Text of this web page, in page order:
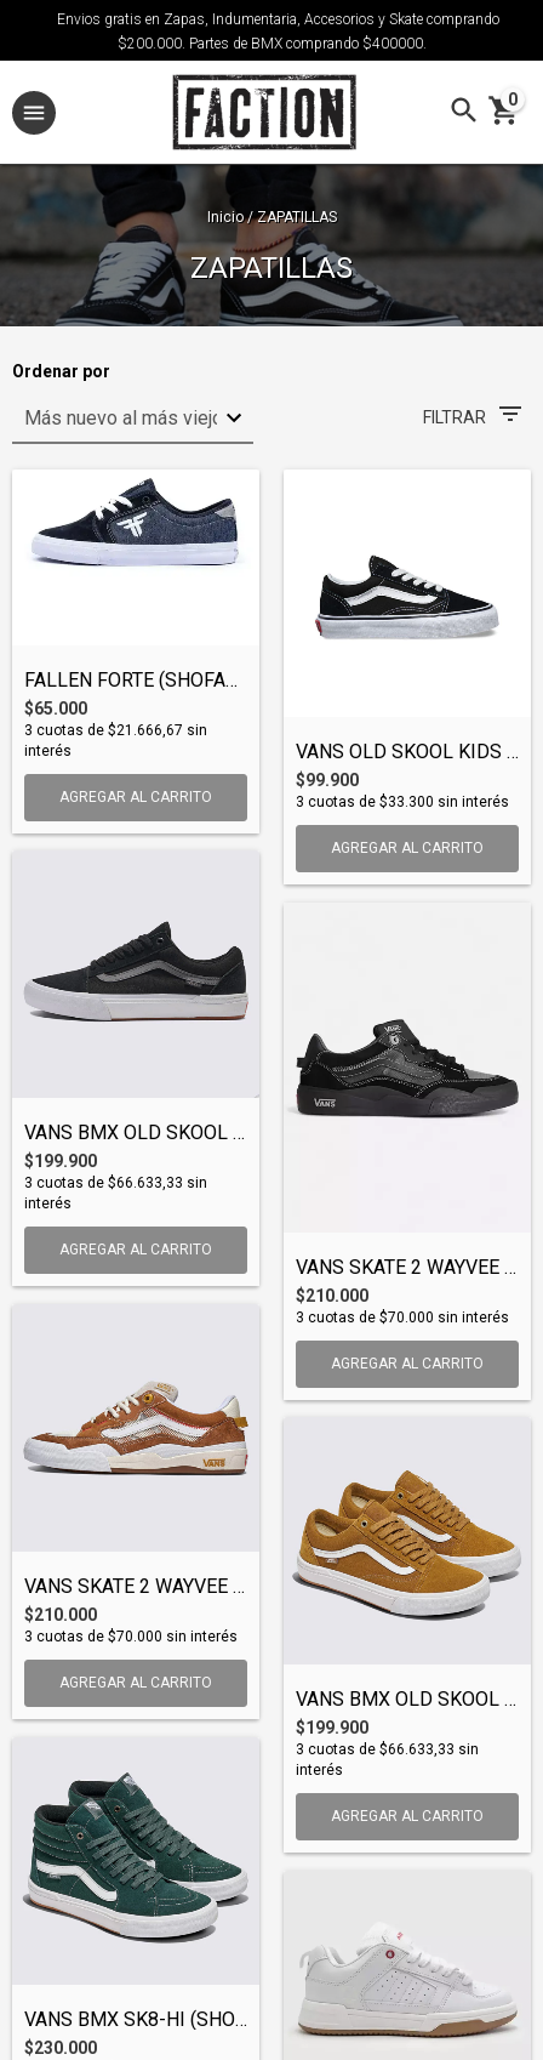
Envios gratis en Zapas, Indumentaria, Accesorios y Skate comprando
$200.000. Partes de BMX comprando $400000.
0
Inicio / ZAPATILLAS
ZAPATILLAS
Ordenar por
FILTRAR
FALLEN FORTE (SHOFAL005)
$65.000
3 cuotas de $21.666,67 sin
interés
AGREGAR AL CARRITO
VANS OLD SKOOL KIDS (SHOVAN048)
$99.900
3 cuotas de $33.300 sin interés
AGREGAR AL CARRITO
VANS BMX OLD SKOOL (SHOVAN146)
$199.900
3 cuotas de $66.633,33 sin
interés
AGREGAR AL CARRITO
VANS SKATE 2 WAYVEE (SHOVAN157)
$210.000
3 cuotas de $70.000 sin interés
AGREGAR AL CARRITO
VANS SKATE 2 WAYVEE (SHOVAN156)
$210.000
3 cuotas de $70.000 sin interés
AGREGAR AL CARRITO
VANS BMX OLD SKOOL (SHOVAN153)
$199.900
3 cuotas de $66.633,33 sin
interés
AGREGAR AL CARRITO
VANS BMX SK8-HI (SHOVAN152)
$230.000